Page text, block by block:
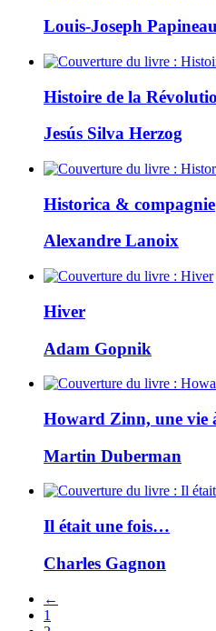
Louis-Joseph Papineau
Histoire de la
Jesús Silva Herzog
Historica & compagnie
Alexandre Lanoix
Hiver
Adam Gopnik
Howard Zinn, une vie
Martin Duberman
Il était une fois…
Charles Gagnon
←
1